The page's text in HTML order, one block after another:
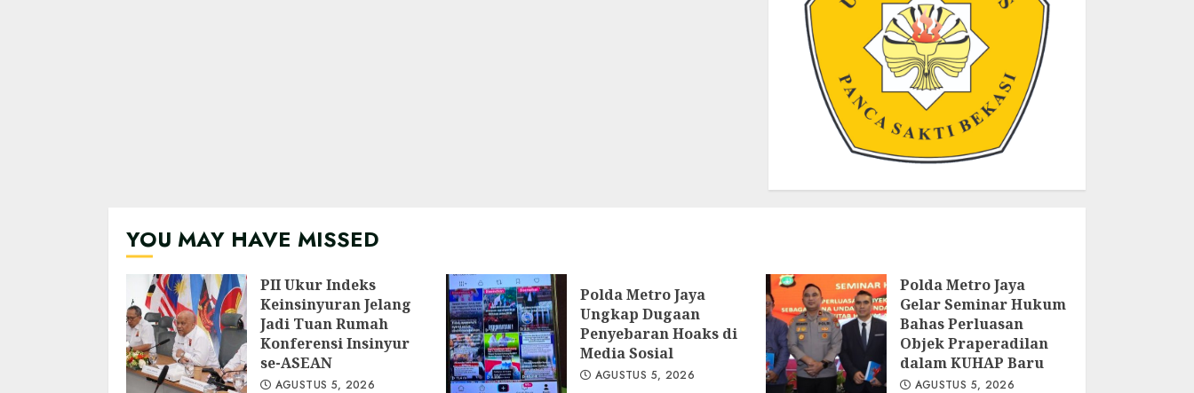
YOU MAY HAVE MISSED
PII Ukur Indeks
Keinsinyuran Jelang
Jadi Tuan Rumah
Konferensi Insinyur
se-ASEAN
AGUSTUS 5, 2026
Polda Metro Jaya
Ungkap Dugaan
Penyebaran Hoaks di
Media Sosial
AGUSTUS 5, 2026
Polda Metro Jaya
Gelar Seminar Hukum
Bahas Perluasan
Objek Praperadilan
dalam KUHAP Baru
AGUSTUS 5, 2026